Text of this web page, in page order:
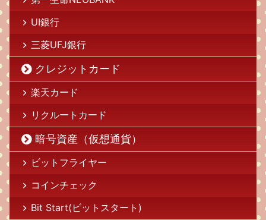
UI銀行
三菱UFJ銀行
クレジットカード
楽天カード
リクルートカード
暗号資産（仮想通貨）
ビットフライヤー
コインチェック
Bit Start(ビットスタート)